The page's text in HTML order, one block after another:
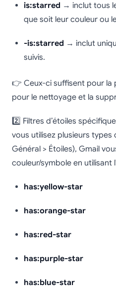
is:starred → inclut tous
que soit leur couleur ou
-is:starred → inclut
suivis.
👉 Ceux-ci suffisent pour la
pour le nettoyage et la
2️⃣ Filtres d’étoiles
vous utilisez plusieurs types
Général > Étoiles), Gmail
couleur/symbole en utilisant
has:yellow-star
has:orange-star
has:red-star
has:purple-star
has:blue-star